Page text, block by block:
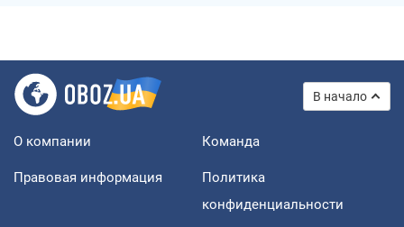
В начало
О компании Команда
Правовая информация
Политика
конфиденциальности